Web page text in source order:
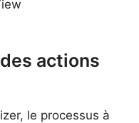
actions
le processus à